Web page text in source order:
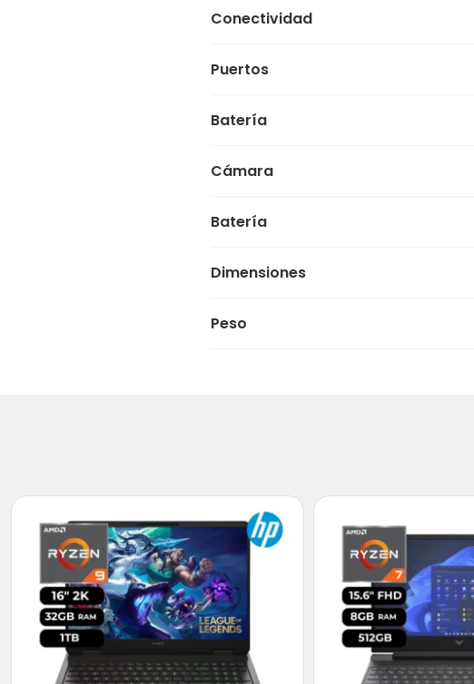
Conectividad
Puertos
Batería
Cámara
Batería
Dimensiones
Peso